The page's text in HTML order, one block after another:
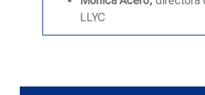
LLYC